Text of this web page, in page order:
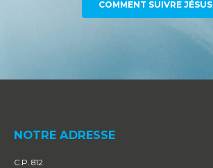
COMMENT SUIVRE JÉSUS
NOTRE ADRESSE
C.P. 812